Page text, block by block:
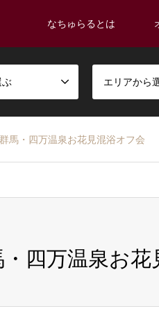
なちゅらるとは
エリアから
馬・四万温泉お花見混浴オフ会
四万温泉お花